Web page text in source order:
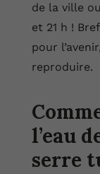
de la ville
et 21 h !
pour
reproduire.
l’eau
serre